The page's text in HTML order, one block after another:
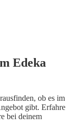
Edeka
ob es im
gibt. Erfahre
bei deinem